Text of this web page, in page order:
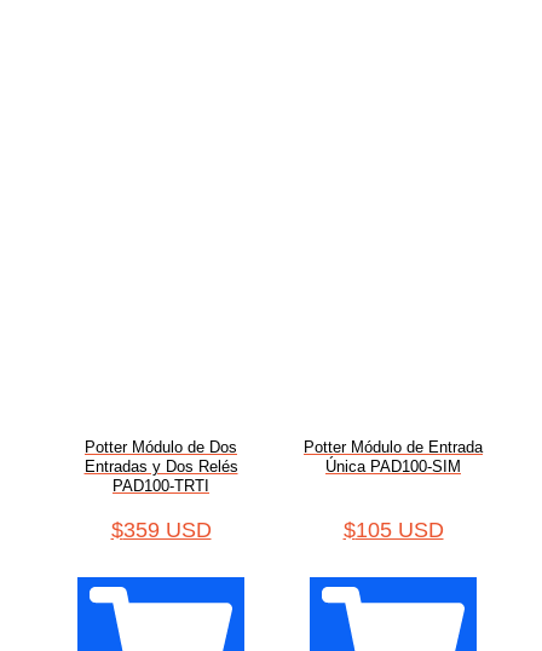
Potter Módulo de Dos
Entradas y Dos Relés
PAD100-TRTI
$359 USD
Potter Módulo de Entrada
Única PAD100-SIM
$105 USD